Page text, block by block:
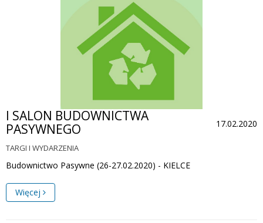
17.02.2020
I SALON BUDOWNICTWA
PASYWNEGO
TARGI I WYDARZENIA
Budownictwo Pasywne (26-27.02.2020) - KIELCE
Więcej